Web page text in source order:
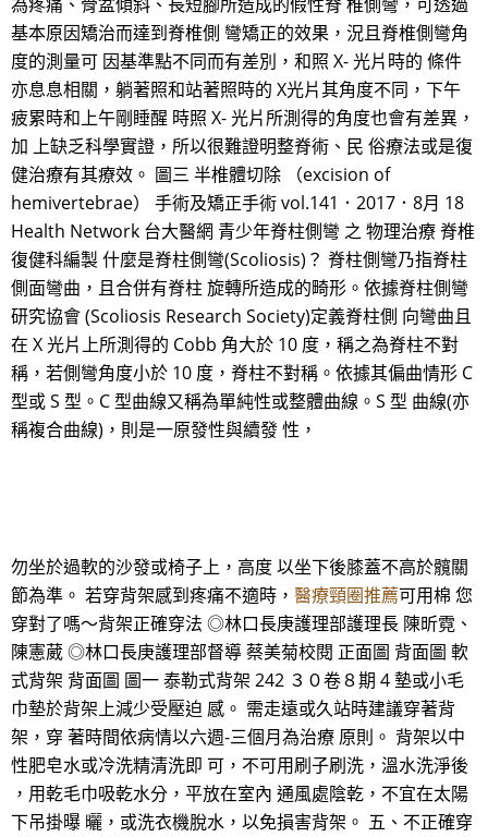
基本原因矯治而達到脊椎側 彎矯正的效果，況且脊椎側彎角
度的測量可 因基準點不同而有差別，和照 X- 光片時的 條件
亦息息相關，躺著照和站著照時的 X光片其角度不同，下午
疲累時和上午剛睡醒 時照 X- 光片所測得的角度也會有差異，
加 上缺乏科學實證，所以很難證明整脊術、民 俗療法或是復
健治療有其療效。 圖三 半椎體切除 （excision of
hemivertebrae） 手術及矯正手術 vol.141．2017．8月 18
Health Network 台大醫網 青少年脊柱側彎 之 物理治療 脊椎
復健科編製 什麼是脊柱側彎(Scoliosis)？ 脊柱側彎乃指脊柱
側面彎曲，且合併有脊柱 旋轉所造成的畸形。依據脊柱側彎
研究協會 (Scoliosis Research Society)定義脊柱側 向彎曲且
在 X 光片上所測得的 Cobb 角大於 10 度，稱之為脊柱不對
稱，若側彎角度小於 10 度，脊柱不對稱。依據其偏曲情形 C
型或 S 型。C 型曲線又稱為單純性或整體曲線。S 型 曲線(亦
稱複合曲線)，則是一原發性與續發 性，
勿坐於過軟的沙發或椅子上，高度 以坐下後膝蓋不高於髖關
節為準。 若穿背架感到疼痛不適時， 醫療頸圈推薦可用棉 您
穿對了嗎～背架正確穿法 ◎林口長庚護理部護理長 陳昕霓、
陳憲葳 ◎林口長庚護理部督導 蔡美菊校閱 正面圖 背面圖 軟
式背架 背面圖 圖一 泰勒式背架 242 ３０卷８期 4 墊或小毛
巾墊於背架上減少受壓迫 感。 需走遠或久站時建議穿著背
架，穿 著時間依病情以六週-三個月為治療 原則。 背架以中
性肥皂水或冷洗精清洗即 可，不可用刷子刷洗，溫水洗淨後
，用乾毛巾吸乾水分，平放在室內 通風處陰乾，不宜在太陽
下吊掛曝 曬，或洗衣機脫水，以免損害背架。 五、不正確穿